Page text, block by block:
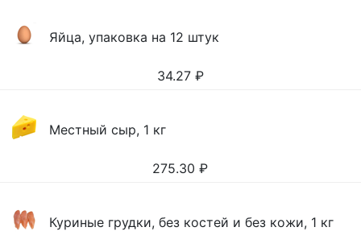
Яйца, упаковка на 12 штук
34.27 ₽
Местный сыр, 1 кг
275.30 ₽
Куриные грудки, без костей и без кожи, 1 кг